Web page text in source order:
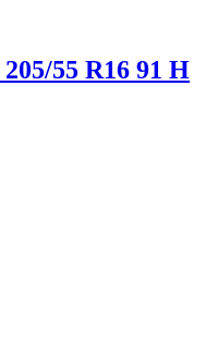
205/55 R16 91 H